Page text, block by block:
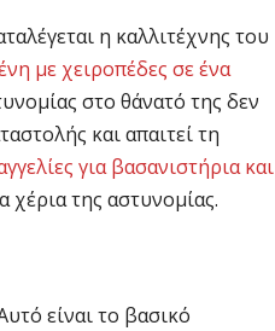
η καλλιτέχνης του
με χειροπέδες σε ένα
στο θάνατό της δεν
και απαιτεί τη
για βασανιστήρια και
χέρια της αστυνομίας.
είναι το βασικό